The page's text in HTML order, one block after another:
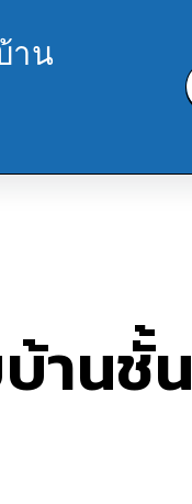
าน
านชั้น